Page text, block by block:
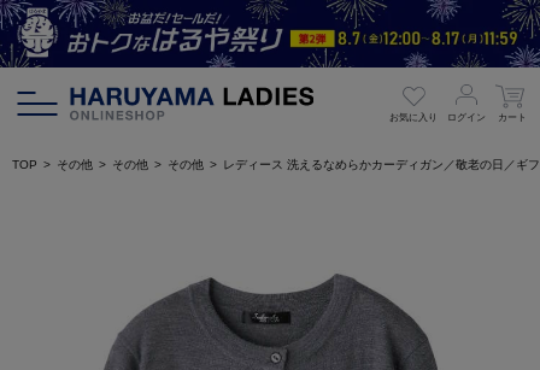
お気に入り ログイン カート
TOP その他 その他 その他 レディース 洗えるなめらかカーディガン／敬老の日／